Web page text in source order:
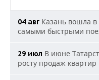
04 авг Казань вошла в
самыми быстрыми
29 июл В июне
росту продаж квартир